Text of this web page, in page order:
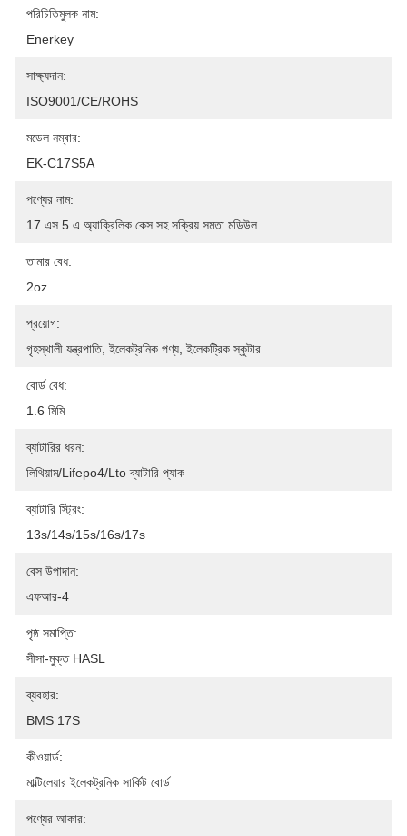
পরিচিতিমুলক নাম:
Enerkey
সাক্ষ্যদান:
ISO9001/CE/ROHS
মডেল নম্বার:
EK-C17S5A
পণ্যের নাম:
17 এস 5 এ অ্যাক্রিলিক কেস সহ সক্রিয় সমতা মডিউল
তামার বেধ:
2oz
প্রয়োগ:
গৃহস্থালী যন্ত্রপাতি, ইলেকট্রনিক পণ্য, ইলেকট্রিক স্কুটার
বোর্ড বেধ:
1.6 মিমি
ব্যাটারির ধরন:
লিথিয়াম/Lifepo4/Lto ব্যাটারি প্যাক
ব্যাটারি স্ট্রিং:
13s/14s/15s/16s/17s
বেস উপাদান:
এফআর-4
পৃষ্ঠ সমাপ্তি:
সীসা-মুক্ত HASL
ব্যবহার:
BMS 17S
কীওয়ার্ড:
মাল্টিলেয়ার ইলেকট্রনিক সার্কিট বোর্ড
পণ্যের আকার: